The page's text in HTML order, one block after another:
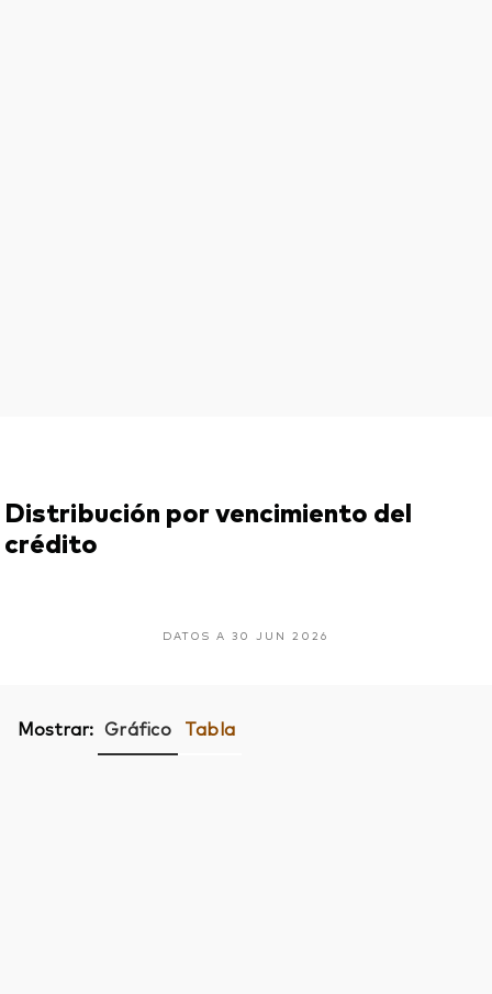
Distribución por vencimiento del
crédito
DATOS A 30 JUN 2026
Mostrar: Gráfico Tabla